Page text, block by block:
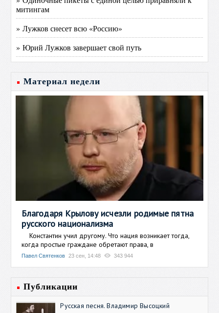
митингам
» Лужков снесет всю «Россию»
» Юрий Лужков завершает свой путь
Материал недели
Благодаря Крылову исчезли родимые пятна
русского национализма
Константин учил другому. Что нация возникает тогда,
когда простые граждане обретают права, в
Павел Святенков 23 сен, 14:48 343 944
Публикации
Русская песня. Владимир Высоцкий